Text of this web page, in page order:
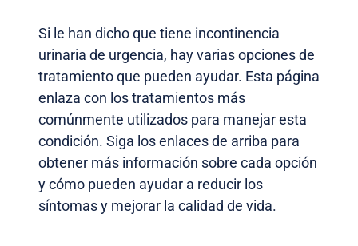
Si le han dicho que tiene incontinencia
urinaria de urgencia, hay varias opciones de
tratamiento que pueden ayudar. Esta página
enlaza con los tratamientos más
comúnmente utilizados para manejar esta
condición. Siga los enlaces de arriba para
obtener más información sobre cada opción
y cómo pueden ayudar a reducir los
síntomas y mejorar la calidad de vida.